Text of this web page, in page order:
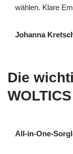
wählen. Klare
Johanna
Die
WOLTICS
All-in-One-